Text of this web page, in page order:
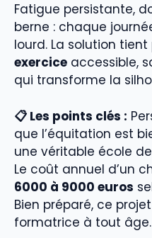
Fatigue persistante,
berne : chaque
lourd. La solution
exercice accessible,
qui transforme la
📋 Les points clés :
que l’équitation est
une véritable école
Le coût annuel d’un
6000 à 9000 euros
Bien préparé, ce
formatrice à tout âge.